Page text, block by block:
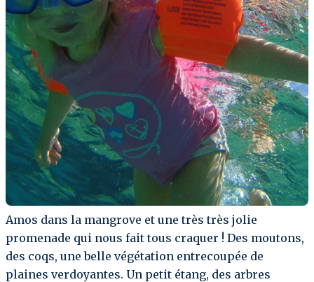
Amos dans la mangrove et une très très jolie
promenade qui nous fait tous craquer ! Des moutons,
des coqs, une belle végétation entrecoupée de
plaines verdoyantes. Un petit étang, des arbres